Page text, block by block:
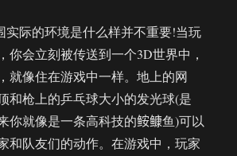
实际的环境是什么样并不重要!当玩
你会立刻被传送到一个3D世界中，
就像住在游戏中一样。地上的网
和枪上的乒乓球大小的发光球(是
你就像是一条高科技的𩽾𩾌鱼)可以
和队友们的动作。在游戏中，玩家